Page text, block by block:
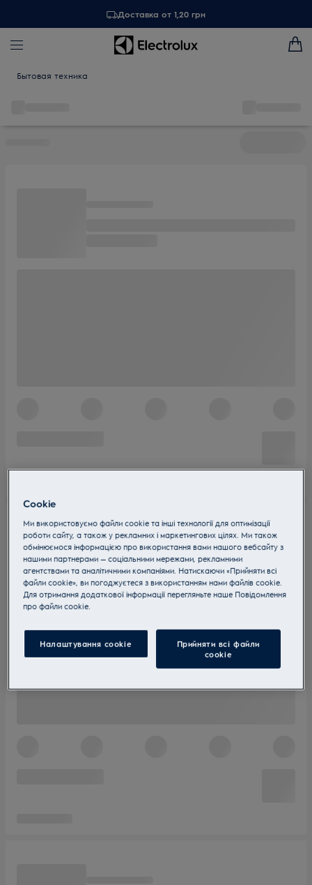
Доставка от 1,20 грн
Бытовая техника
Cookie
Ми використовуємо файли cookie та інші технології для оптимізації
роботи сайту, а також у рекламних і маркетингових цілях. Ми також
обмінюємося інформацією про використання вами нашого вебсайту з
нашими партнерами — соціальними мережами, рекламними
агентствами та аналітичними компаніями. Натискаючи «Прийняти всі
файли cookie», ви погоджуєтеся з використанням нами файлів cookie.
Для отримання додаткової інформації перегляньте наше Пoвідомлення
прo файли cookie.
Налаштування cookie
Прийняти всі файли
сookie